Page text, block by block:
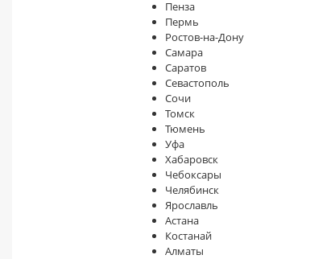
Пенза
Пермь
Ростов-на-Дону
Самара
Саратов
Севастополь
Сочи
Томск
Тюмень
Уфа
Хабаровск
Чебоксары
Челябинск
Ярославль
Астана
Костанай
Алматы